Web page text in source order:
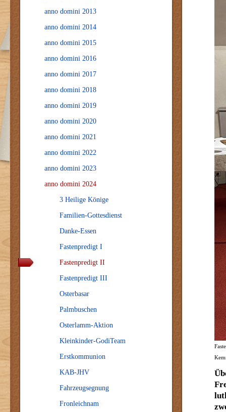
anno domini 2013
anno domini 2014
anno domini 2015
anno domini 2016
anno domini 2017
anno domini 2018
anno domini 2019
anno domini 2020
anno domini 2021
anno domini 2022
anno domini 2023
anno domini 2024
3 Heilige Könige
Familien-Gottesdienst
Danke-Essen
Fastenpredigt I
Fastenpredigt II
Fastenpredigt III
Osterbasar
Palmbuschen
Osterlamm-Aktion
Kleinkinder-GodiTeam
Erstkommunion
KAB-JHV
Fahrzeugsegnung
Fronleichnam